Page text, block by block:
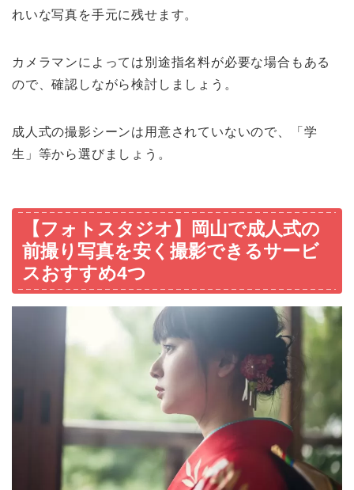
れいな写真を手元に残せます。
カメラマンによっては別途指名料が必要な場合もある
ので、確認しながら検討しましょう。
成人式の撮影シーンは用意されていないので、「学
生」等から選びましょう。
【フォトスタジオ】岡山で成人式の
前撮り写真を安く撮影できるサービ
スおすすめ4つ